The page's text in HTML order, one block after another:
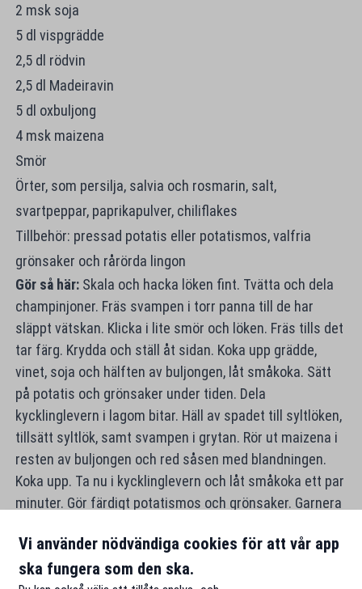
2 msk soja
5 dl vispgrädde
2,5 dl rödvin
2,5 dl Madeiravin
5 dl oxbuljong
4 msk maizena
Smör
Örter, som persilja, salvia och rosmarin, salt,
svartpeppar, paprikapulver, chiliflakes
Tillbehör: pressad potatis eller potatismos, valfria
grönsaker och rårörda lingon
Gör så här: Skala och hacka löken fint. Tvätta och dela
champinjoner. Fräs svampen i torr panna till de har
släppt vätskan. Klicka i lite smör och löken. Fräs tills det
tar färg. Krydda och ställ åt sidan. Koka upp grädde,
vinet, soja och hälften av buljongen, låt småkoka. Sätt
på potatis och grönsaker under tiden. Dela
kycklinglevern i lagom bitar. Häll av spadet till syltlöken,
tillsätt syltlök, samt svampen i grytan. Rör ut maizena i
resten av buljongen och red såsen med blandningen.
Koka upp. Ta nu i kycklinglevern och låt småkoka ett par
minuter. Gör färdigt potatismos och grönsaker. Garnera
middag!
Vi använder nödvändiga cookies för att vår app
ska fungera som den ska.